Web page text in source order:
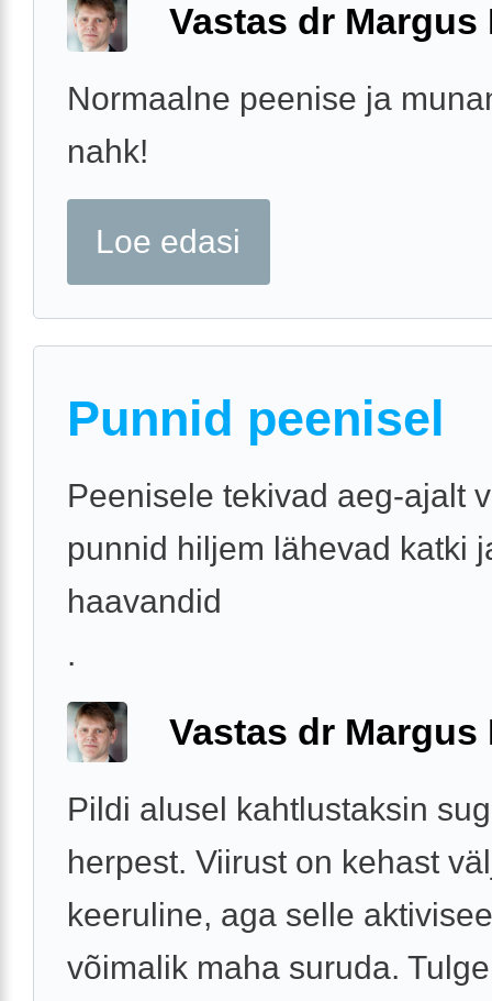
Vastas dr Margus
Normaalne peenise ja
nahk!
Loe edasi
Punnid peenisel
Peenisele tekivad aeg-ajalt
punnid hiljem lähevad katki
haavandid
.
Vastas dr Margus
Pildi alusel kahtlustaksin
herpest. Viirust on kehast
keeruline, aga selle
võimalik maha suruda. Tulge